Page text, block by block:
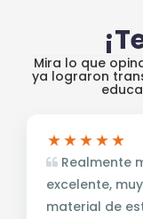
Mira lo que
ya lograron
Realmente
excelente,
material de